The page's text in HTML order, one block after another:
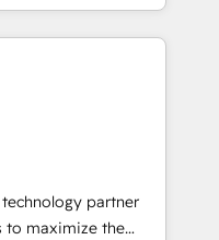
HubSpot
globally
frameworks that
integrations,
change-
partner
to maximize the